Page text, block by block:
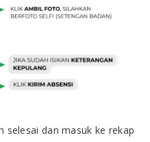
selesai dan masuk ke rekap